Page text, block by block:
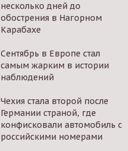
несколько дней до
обострения в Нагорном
Карабахе
Сентябрь в Европе стал
самым жарким в истории
наблюдений
Чехия стала второй после
Германии страной, где
конфисковали автомобиль с
российскими номерами